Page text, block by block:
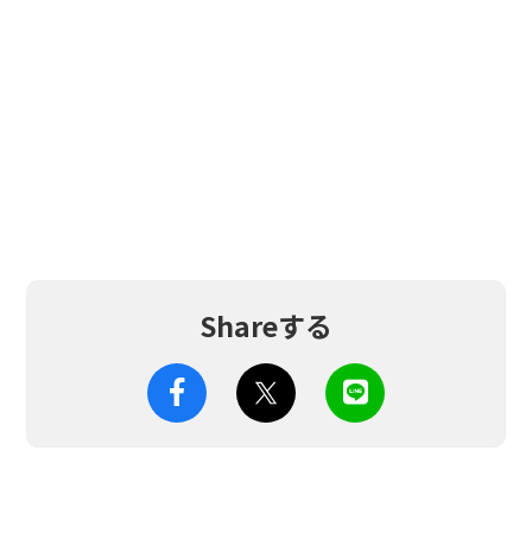
Shareする